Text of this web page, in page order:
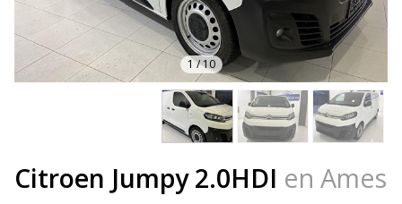
1/10
Citroen Jumpy 2.0HDI en Ames